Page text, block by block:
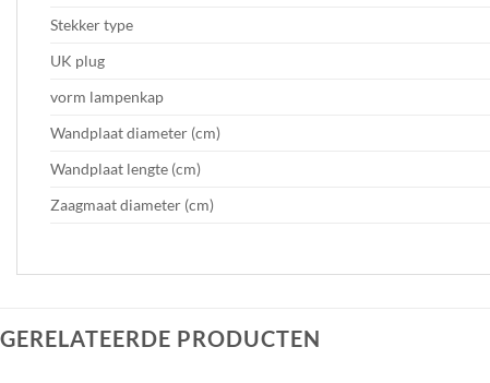
Stekker type
UK plug
vorm lampenkap
Wandplaat diameter (cm)
Wandplaat lengte (cm)
Zaagmaat diameter (cm)
GERELATEERDE PRODUCTEN